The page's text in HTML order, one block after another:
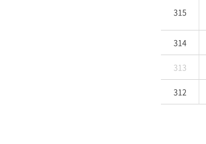
315
314
313
312